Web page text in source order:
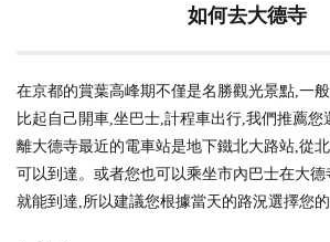
如何去大德寺
在京都的賞葉高峰期不僅是名勝觀光景點,一般
比起自己開車,坐巴士,計程車出行,我們推薦您
離大德寺最近的電車站是地下鐵北大路站,從
可以到達。或者您也可以乘坐市內巴士在大
就能到達,所以建議您根據當天的路況選擇您的